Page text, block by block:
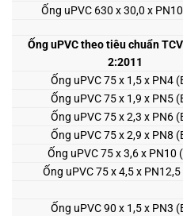
Ống uPVC 630 x 30,0 x
Ống uPVC theo tiêu chuẩn
2:2011
Ống uPVC 75 x 1,5 x PN4
Ống uPVC 75 x 1,9 x PN5
Ống uPVC 75 x 2,3 x PN6
Ống uPVC 75 x 2,9 x PN8
Ống uPVC 75 x 3,6 x PN10
Ống uPVC 75 x 4,5 x
Ống uPVC 90 x 1,5 x PN3